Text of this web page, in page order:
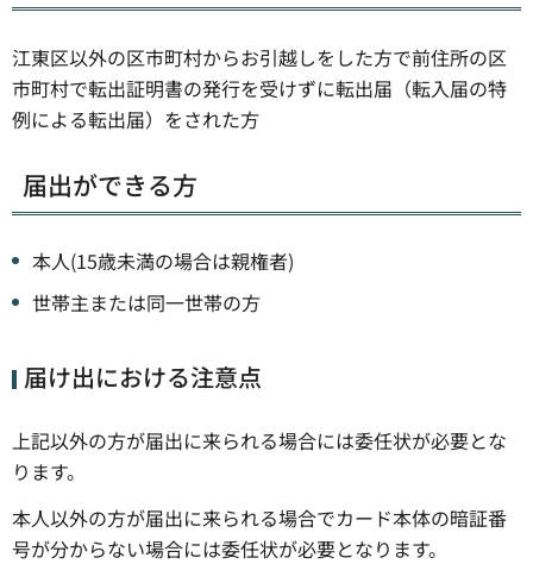
江東区以外の区市町村からお引越しをした方で前住所の区
市町村で転出証明書の発行を受けずに転出届（転入届の特
例による転出届）をされた方
届出ができる方
本人(15歳未満の場合は親権者)
世帯主または同一世帯の方
届け出における注意点
上記以外の方が届出に来られる場合には委任状が必要とな
ります。
本人以外の方が届出に来られる場合でカード本体の暗証番
号が分からない場合には委任状が必要となります。